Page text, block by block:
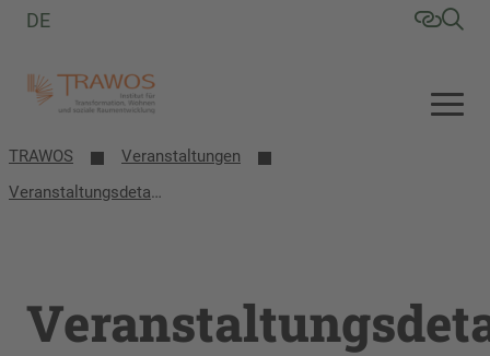
DE
TRAWOS
Veranstaltungen
Veranstaltungsdetails